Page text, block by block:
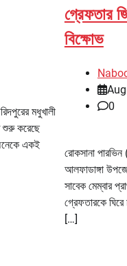
মধুখালী
শুরু করেছে
একই
গ্রেফতার
বিক্ষোভ
0
রোকসানা
আলফাডাঙ্গা
সাবেক মেম্বার
গ্রেফতারকে ঘিরে
[…]